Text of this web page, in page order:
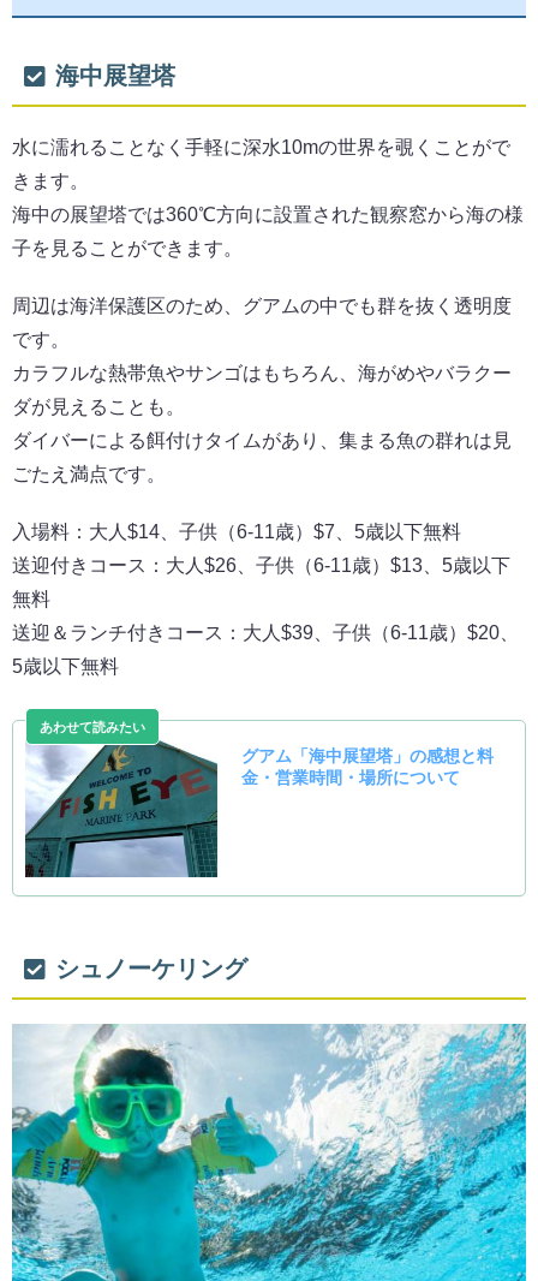
海中展望塔
水に濡れることなく手軽に深水10mの世界を覗くことがで
きます。
海中の展望塔では360℃方向に設置された観察窓から海の様
子を見ることができます。
周辺は海洋保護区のため、グアムの中でも群を抜く透明度
です。
カラフルな熱帯魚やサンゴはもちろん、海がめやバラクー
ダが見えることも。
ダイバーによる餌付けタイムがあり、集まる魚の群れは見
ごたえ満点です。
入場料：大人$14、子供（6-11歳）$7、5歳以下無料
送迎付きコース：大人$26、子供（6-11歳）$13、5歳以下
無料
送迎＆ランチ付きコース：大人$39、子供（6-11歳）$20、
5歳以下無料
シュノーケリング